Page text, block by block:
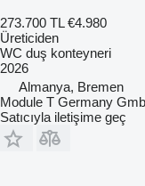
273.700 TL €4.980
Üreticiden
WC duş konteyneri
2026
Almanya, Bremen
Module T Germany
Satıcıyla iletişime geç